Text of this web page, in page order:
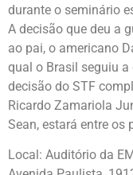
durante o seminário
A decisão que deu a
ao pai, o americano
qual o Brasil seguiu a
decisão do STF
Ricardo Zamariola
Sean, estará entre os
Local: Auditório da